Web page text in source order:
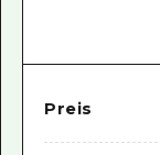
Preis